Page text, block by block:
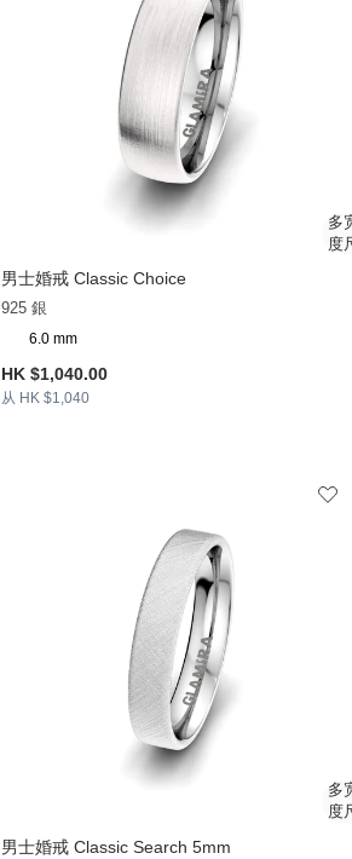
男士婚戒 Classic Choice
925 銀
6.0 mm
HK $1,040.00
从 HK $1,040
男士婚戒 Classic Search 5mm